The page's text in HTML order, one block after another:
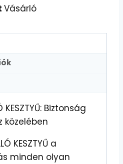
Vásárló
KESZTYŰ: Biztonság
közelében
KESZTYŰ a
minden olyan